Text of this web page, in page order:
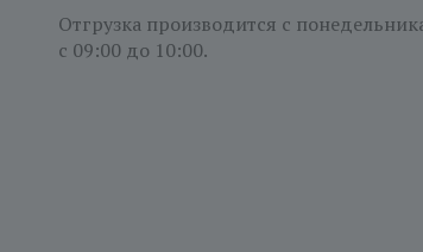
Отгрузка производится с
с 09:00 до 10:00.